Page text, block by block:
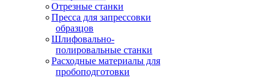
Отрезные станки
Пресса для запрессовки
образцов
Шлифовально-
полировальные станки
Расходные материалы для
пробоподготовки